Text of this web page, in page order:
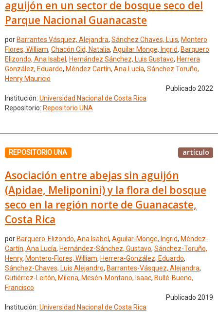
aguijón en un sector de bosque seco del
Parque Nacional Guanacaste
por Barrantes Vásquez, Alejandra, Sánchez Chaves, Luis, Montero
Flores, William, Chacón Cid, Natalia, Aguilar Monge, Ingrid, Barquero
Elizondo, Ana Isabel , Hernández Sánchez, Luis Gustavo, Herrera
González, Eduardo, Méndez Cartín, Ana Lucía, Sánchez Toruño,
Henry Mauricio
Publicado 2022
Institución: Universidad Nacional de Costa Rica
Repositorio: Repositorio UNA
REPOSITORIO UNA artículo
Asociación entre abejas sin aguijón
(Apidae, Meliponini) y la flora del bosque
seco en la región norte de Guanacaste,
Costa Rica
por Barquero-Elizondo, Ana Isabel , Aguilar-Monge, Ingrid, Méndez-
Cartín, Ana Lucía, Hernández-Sánchez, Gustavo, Sánchez-Toruño,
Henry, Montero-Flores, William, Herrera-González, Eduardo,
Sánchez-Chaves, Luis Alejandro, Barrantes-Vásquez, Alejandra,
Gutiérrez-Leitón, Milena, Mesén-Montano, Isaac, Bullé-Bueno,
Francisco
Publicado 2019
Institución: Universidad Nacional de Costa Rica